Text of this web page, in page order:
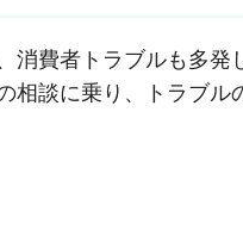
費者トラブルも多発
相談に乗り、トラブ